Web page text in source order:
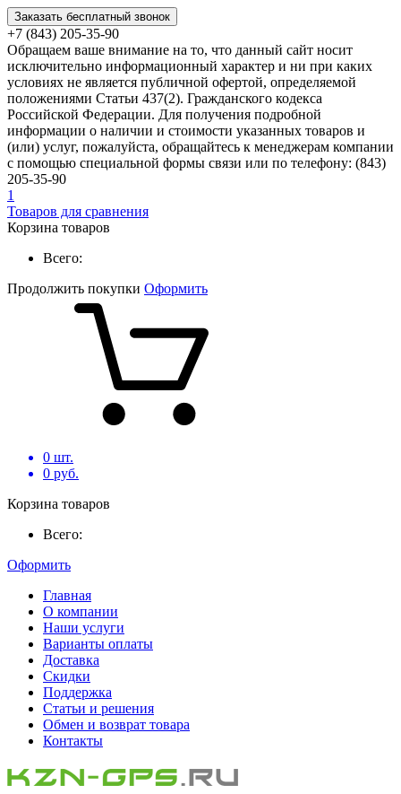
Заказать бесплатный звонок
+7 (843) 205-35-90
Обращаем ваше внимание на то, что данный сайт носит
исключительно информационный характер и ни при каких
условиях не является публичной офертой, определяемой
положениями Статьи 437(2). Гражданского кодекса
Российской Федерации. Для получения подробной
информации о наличии и стоимости указанных товаров и
(или) услуг, пожалуйста, обращайтесь к менеджерам компании
с помощью специальной формы связи или по телефону: (843)
205-35-90
1
Товаров для сравнения
Корзина товаров
Всего:
Продолжить покупки Оформить
0 шт.
0 руб.
Корзина товаров
Всего:
Оформить
Главная
О компании
Наши услуги
Варианты оплаты
Доставка
Скидки
Поддержка
Статьи и решения
Обмен и возврат товара
Контакты